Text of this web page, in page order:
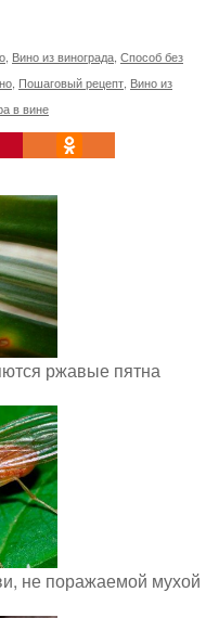
Вино из винограда Способ без
Пошаговый рецепт Вино из
в вине
ржавые пятна
не поражаемой мухой